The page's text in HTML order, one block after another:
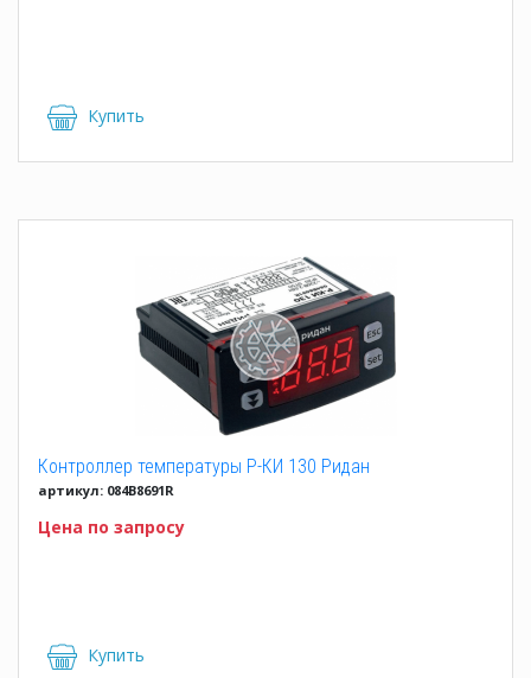
Купить
Контроллер температуры Р-КИ 130 Ридан
артикул: 084B8691R
Цена по запросу
Купить